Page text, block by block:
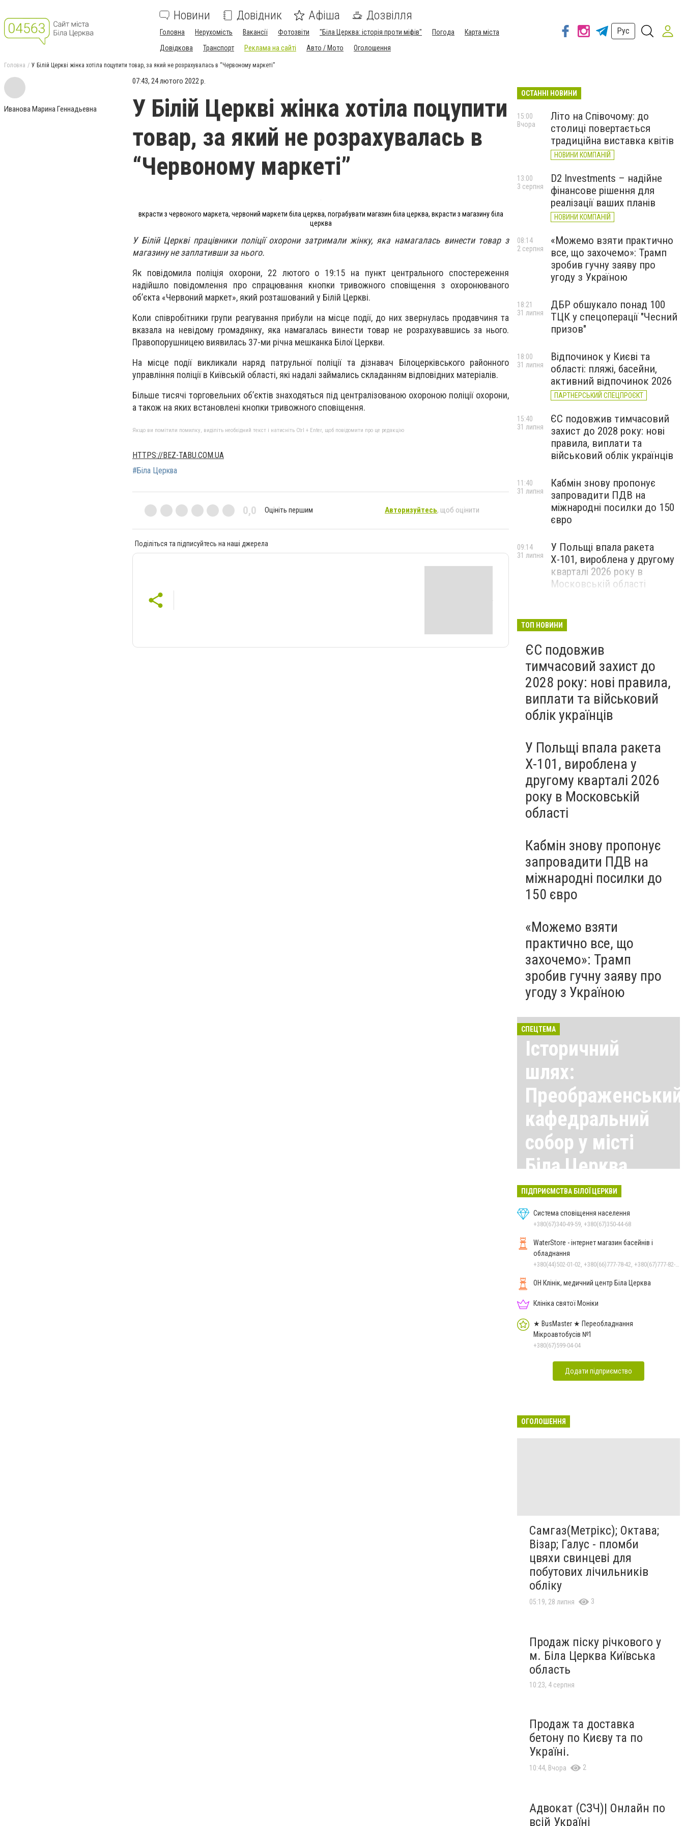
Новини Довідник Афіша Дозвілля
Головна Нерухомість Вакансії Фотозвіти "Біла Церква: історія проти міфів" Погода
Карта міста
Довідкова
Транспорт Реклама на сайті Авто / Мото Оголошення
Рус
Головна У Білій Церкві жінка хотіла поцупити товар, за який не розрахувалась в “Червоному маркеті”
Иванова Марина Геннадьевна
07:43, 24 лютого 2022 р.
У Білій Церкві жінка хотіла поцупити
товар, за який не розрахувалась в
“Червоному маркеті”
вкрасти з червоного маркета, червоний маркети біла церква, пограбувати магазин біла церква, вкрасти з магазину біла
церква
У Білій Церкві працівники поліції охорони затримали жінку, яка намагалась винести товар з
магазину не заплативши за нього.
Як повідомила поліція охорони, 22 лютого о 19:15 на пункт центрального спостереження
надійшло повідомлення про спрацювання кнопки тривожного сповіщення з охоронюваного
об’єкта «Червоний маркет», який розташований у Білій Церкві.
Коли співробітники групи реагування прибули на місце події, до них звернулась продавчиня та
вказала на невідому громадянку, яка намагалась винести товар не розрахувавшись за нього.
Правопорушницею виявилась 37-ми річна мешканка Білої Церкви.
На місце події викликали наряд патрульної поліції та дізнавач Білоцерківського районного
управління поліції в Київській області, які надалі займались складанням відповідних матеріалів.
Більше тисячі торговельних об’єктів знаходяться під централізованою охороною поліції охорони,
а також на яких встановлені кнопки тривожного сповіщення.
Якщо ви помітили помилку, виділіть необхідний текст і натисніть Ctrl + Enter, щоб повідомити про це редакцію
HTTPS://BEZ-TABU.COM.UA
#Біла Церква
0,0 Оцініть першим Авторизуйтесь, щоб оцінити
Поділіться та підписуйтесь на наші джерела
ОСТАННІ НОВИНИ
Літо на Співочому: до
столиці повертається
традиційна виставка квітів
НОВИНИ КОМПАНІЙ
15:00
Вчора
D2 Investments – надійне
фінансове рішення для
реалізації ваших планів
НОВИНИ КОМПАНІЙ
13:00
3 серпня
«Можемо взяти практично
все, що захочемо»: Трамп
зробив гучну заяву про
угоду з Україною
08:14
2 серпня
ДБР обшукало понад 100
ТЦК у спецоперації "Чесний
призов"
18:21
31 липня
Відпочинок у Києві та
області: пляжі, басейни,
активний відпочинок 2026
ПАРТНЕРСЬКИЙ СПЕЦПРОЄКТ
18:00
31 липня
ЄС подовжив тимчасовий
захист до 2028 року: нові
правила, виплати та
військовий облік українців
15:40
31 липня
Кабмін знову пропонує
запровадити ПДВ на
міжнародні посилки до 150
євро
11:40
31 липня
У Польщі впала ракета
Х-101, вироблена у другому
кварталі 2026 року в
Московській області
09:14
31 липня
ТОП НОВИНИ
ЄС подовжив
тимчасовий захист до
2028 року: нові правила,
виплати та військовий
облік українців
У Польщі впала ракета
Х-101, вироблена у
другому кварталі 2026
року в Московській
області
Кабмін знову пропонує
запровадити ПДВ на
міжнародні посилки до
150 євро
«Можемо взяти
практично все, що
захочемо»: Трамп
зробив гучну заяву про
угоду з Україною
СПЕЦТЕМА
Історичний
шлях:
Преображенський
кафедральний
собор у місті
Біла Церква
Всі матеріали тут
ПІДПРИЄМСТВА БІЛОЇ ЦЕРКВИ
Система сповіщення населення
+380(67)340-49-59, +380(67)350-44-68
WaterStore - інтернет магазин басейнів і
обладнання
ОН Клінік, медичний центр Біла Церква
Клініка святої Моніки
★ BusMaster ★ Переобладнання
Мікроавтобусів №1
+380(67)599-04-04
Додати підприємство
ОГОЛОШЕННЯ
Самгаз(Метрікс); Октава;
Візар; Галус - пломби
цвяхи свинцеві для
побутових лічильників
обліку
05:19, 28 липня 3
Продаж піску річкового у
м. Біла Церква Київська
область
10:23, 4 серпня
Продаж та доставка
бетону по Києву та по
Україні.
10:44, Вчора 2
Адвокат (СЗЧ)| Онлайн по
всій Україні